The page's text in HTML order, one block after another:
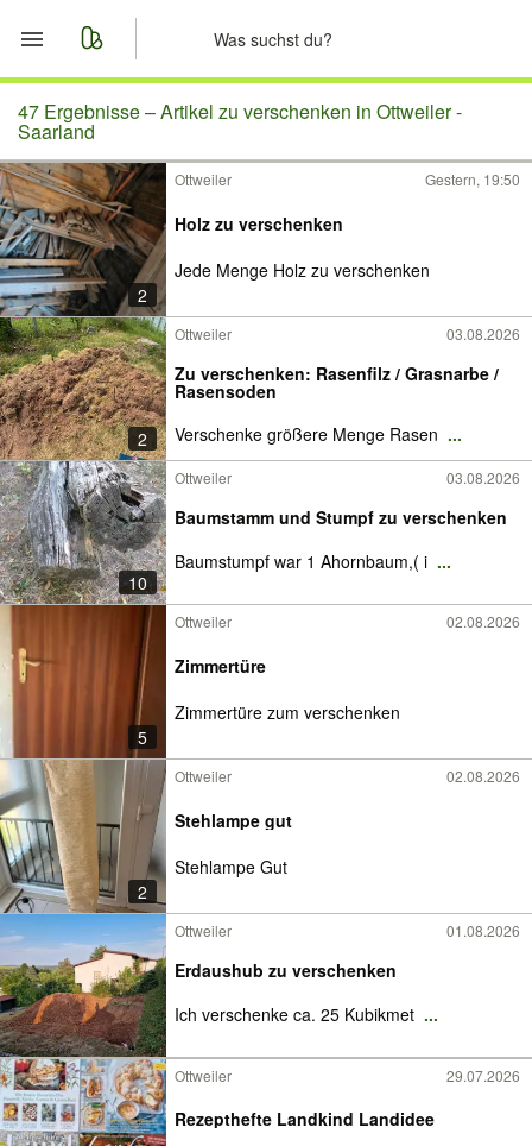
Start
Merkliste
Nachrichten
Anzeige aufgeben
47 Ergebnisse –Artikel zu verschenken in Ottweiler -
Saarland
2
Ottweiler Gestern, 19:50
Holz zu verschenken
Jede Menge Holz zu verschenken
2
Ottweiler 03.08.2026
Zu verschenken: Rasenfilz / Grasnarbe /
Rasensoden
Verschenke größere Menge Rasen ...
10
Ottweiler 03.08.2026
Baumstamm und Stumpf zu verschenken
Baumstumpf war 1 Ahornbaum,( i ...
5
Ottweiler 02.08.2026
Zimmertüre
Zimmertüre zum verschenken
2
Ottweiler 02.08.2026
Stehlampe gut
Stehlampe Gut
Ottweiler 01.08.2026
Erdaushub zu verschenken
Ich verschenke ca. 25 Kubikmet ...
Ottweiler 29.07.2026
Rezepthefte Landkind Landidee